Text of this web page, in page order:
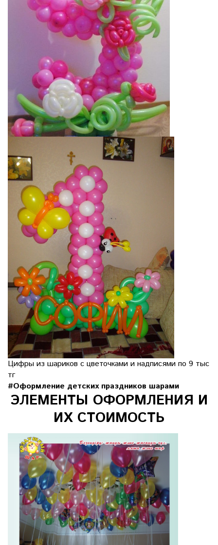
Цифры из шариков с цветочками и надписями по 9 тыс
тг
#Оформление детских праздников шарами
ЭЛЕМЕНТЫ ОФОРМЛЕНИЯ И
ИХ СТОИМОСТЬ